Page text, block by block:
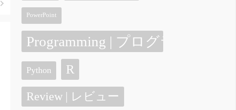
PowerPoint
Programming | プログラミング
Python R
Review | レビュー